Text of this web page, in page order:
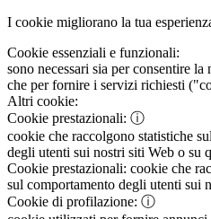
I cookie migliorano la tua
Cookie essenziali e funzionali:
sono necessari sia per consentire
che per fornire i servizi richiesti
Altri cookie:
Cookie prestazionali: ⓘ
cookie che raccolgono statistiche
degli utenti sui nostri siti Web o su
Cookie prestazionali: cookie che
sul comportamento degli utenti sui
Cookie di profilazione: ⓘ